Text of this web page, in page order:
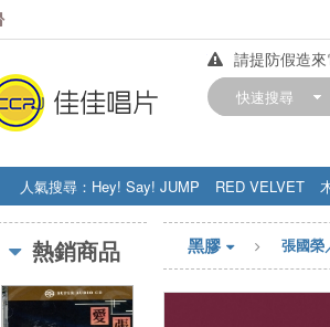
佳佳唱片
請提防假造來
【中華門市營
快速搜尋
人氣搜尋： Hey! Say! JUMP RED VELVET
STRAY KIDS
盧廣仲 周杰伦
熱銷商品 黑膠 張國榮